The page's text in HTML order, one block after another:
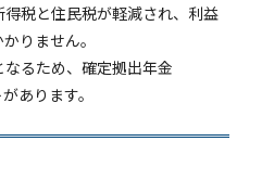
税と住民税が軽減され、利益
りません。
るため、確定拠出年金
あります。